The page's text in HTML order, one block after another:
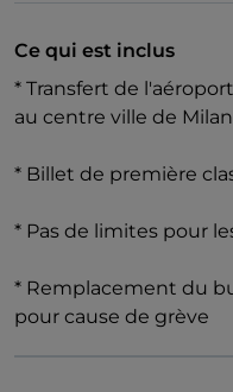
Ce qui est inclus
* Transfert de
au centre ville de
* Billet de première
* Pas de limites pour
* Remplacement du
pour cause de grève